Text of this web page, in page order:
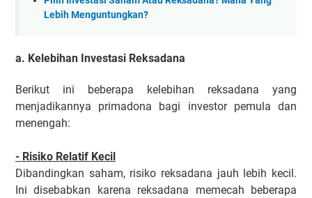
Lebih Menguntungkan?
a. Kelebihan Investasi Reksadana
Berikut ini beberapa kelebihan reksadana yang
menjadikannya primadona bagi investor pemula dan
menengah:
- Risiko Relatif Kecil
Dibandingkan saham, risiko reksadana jauh lebih kecil.
Ini disebabkan karena reksadana memecah beberapa